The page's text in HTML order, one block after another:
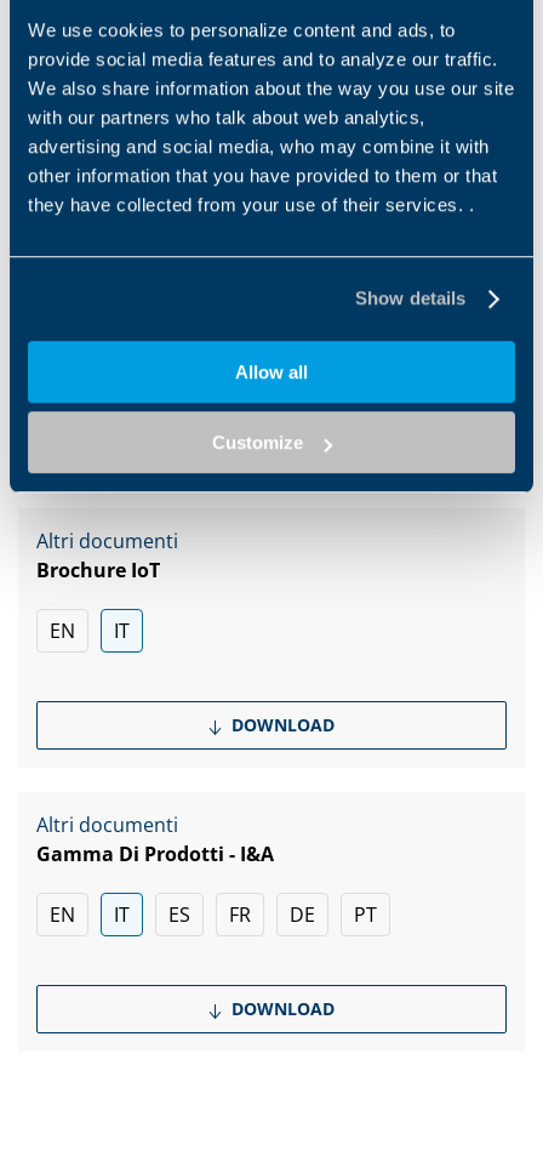
We use cookies to personalize content and ads, to
provide social media features and to analyze our traffic.
We also share information about the way you use our site
with our partners who talk about web analytics,
advertising and social media, who may combine it with
other information that you have provided to them or that
they have collected from your use of their services. .
Show details
Allow all
Customize
Downloads
Filtra la categoria
Cataloghi
Soluzioni per logistica e intralogistica
EN IT
DOWNLOAD
Altri documenti
Brochure IoT
EN IT
DOWNLOAD
Altri documenti
Gamma Di Prodotti - I&A
EN IT ES FR DE PT
DOWNLOAD